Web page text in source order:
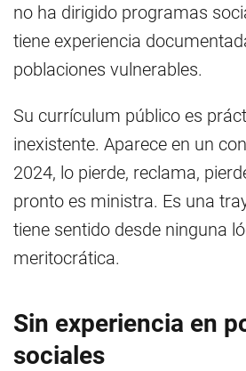
no ha dirigido programas
tiene experiencia
poblaciones vulnerables.
Su currículum público es
inexistente. Aparece en un
2024, lo pierde, reclama,
pronto es ministra. Es una
tiene sentido desde ninguna
meritocrática.
Sin experiencia en
sociales